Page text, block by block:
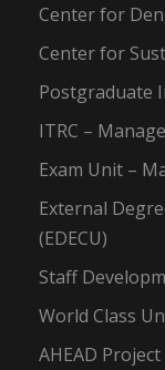
Center for
Center for
Postgraduate
ITRC –
Exam Unit –
External
(EDECU)
Staff
World Class
AHEAD Project